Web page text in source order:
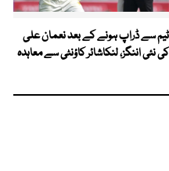
ٹیم سے ڈراپ ہونے کے بعد نعمان علی
کی نئی اننگز، لنکاشائر کاؤنٹی سے معاہدہ